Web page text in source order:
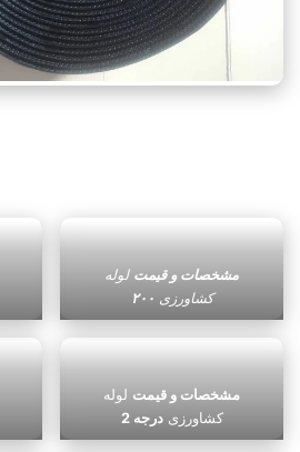
مشخصات و قیمت لوله
کشاورزی ۲۰۰
مشخصات و قیمت لوله
کشاورزیدرجه 2